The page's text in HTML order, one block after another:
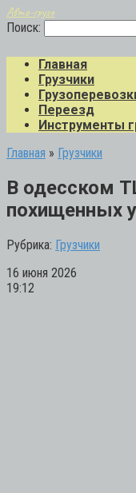
Авто-грузо
Поиск:
Главная
Грузчики
Переезд
Инструменты
Главная » Грузчики
В одесском
похищенных
Рубрика: Грузчики
16 июня 2026
19:12